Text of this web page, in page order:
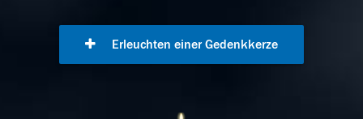
Erleuchten einer Gedenkkerze